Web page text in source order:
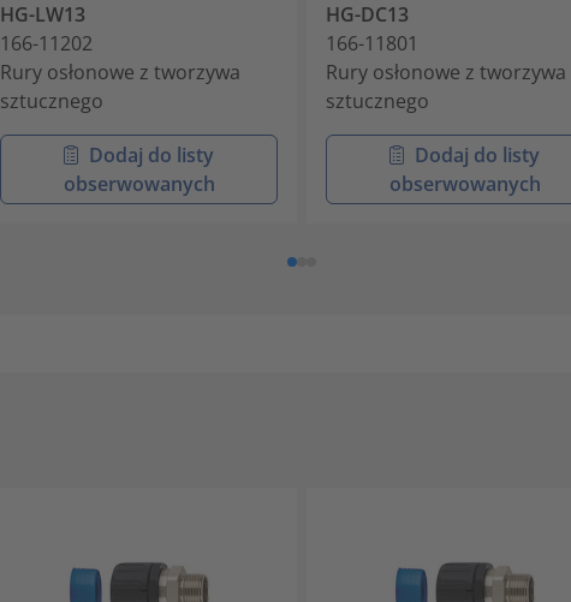
HG-LW13
166-11202
Rury osłonowe z tworzywa
sztucznego
Dodaj do listy
obserwowanych
HG-DC13
166-11801
Rury osłonowe z tworzywa
sztucznego
Dodaj do listy
obserwowanych